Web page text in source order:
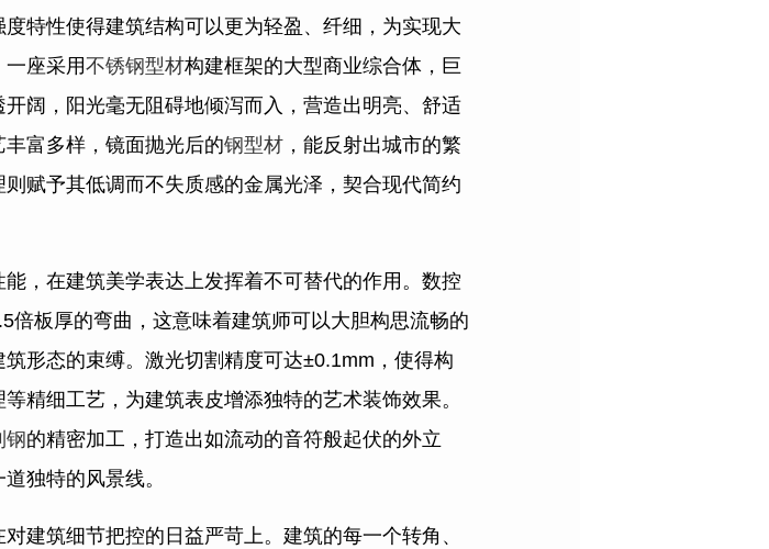
特性使得建筑结构可以更为轻盈、纤细，为实现大
座采用不锈钢型材构建框架的大型商业综合体，巨
阔，阳光毫无阻碍地倾泻而入，营造出明亮、舒适
丰富多样，镜面抛光后的钢型材 ，能反射出城市的繁
赋予其低调而不失质感的金属光泽，契合现代简约
，在建筑美学表达上发挥着不可替代的作用。数控
倍板厚的弯曲，这意味着建筑师可以大胆构思流畅的
形态的束缚。激光切割精度可达±0.1mm，使得构
精细工艺，为建筑表皮增添独特的艺术装饰效果。
钢的精密加工，打造出如流动的音符般起伏的外立
独特的风景线。
建筑细节把控的日益严苛上。建筑的每一个转角、